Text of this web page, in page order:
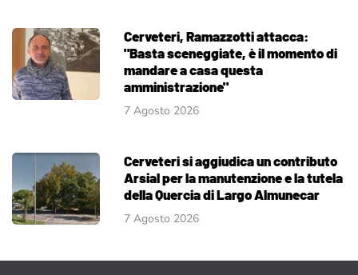
Cerveteri, Ramazzotti attacca:
"Basta sceneggiate, è il momento di
mandare a casa questa
amministrazione"
7 Agosto 2026
Cerveteri si aggiudica un contributo
Arsial per la manutenzione e la tutela
della Quercia di Largo Almunecar
7 Agosto 2026